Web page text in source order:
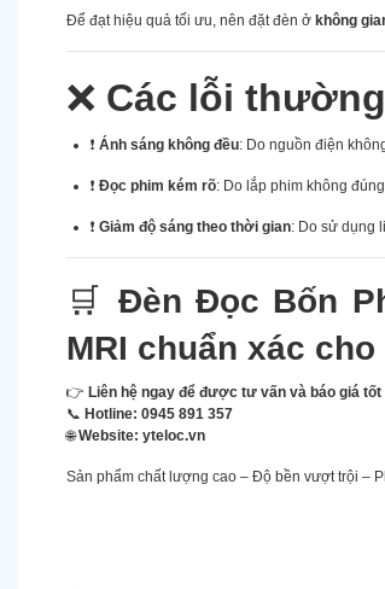
Để đạt hiệu quả tối ưu, nên đặt đèn ở không
❌ Các lỗi
❗ Ánh sáng không đều: Do nguồn điện
❗ Đọc phim kém rõ: Do lắp phim không
❗ Giảm độ sáng theo thời gian: Do sử dụng
🛒 Đèn Đọc Bốn
MRI chuẩn xác
👉 Liên hệ ngay để được tư vấn và báo giá tốt
📞 Hotline: 0945 891 357
🌐Website: yteloc.vn
Sản phẩm chất lượng cao – Độ bền vượt trội –